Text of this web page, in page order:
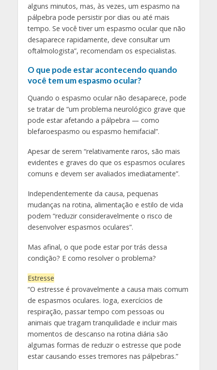
alguns minutos, mas, às vezes, um espasmo na
pálpebra pode persistir por dias ou até mais
tempo. Se você tiver um espasmo ocular que não
desaparece rapidamente, deve consultar um
oftalmologista”, recomendam os especialistas.
O que pode estar acontecendo quando
você tem um espasmo ocular?
Quando o espasmo ocular não desaparece, pode
se tratar de “um problema neurológico grave que
pode estar afetando a pálpebra — como
blefaroespasmo ou espasmo hemifacial”.
Apesar de serem “relativamente raros, são mais
evidentes e graves do que os espasmos oculares
comuns e devem ser avaliados imediatamente”.
Independentemente da causa, pequenas
mudanças na rotina, alimentação e estilo de vida
podem “reduzir consideravelmente o risco de
desenvolver espasmos oculares”.
Mas afinal, o que pode estar por trás dessa
condição? E como resolver o problema?
Estresse
“O estresse é provavelmente a causa mais comum
de espasmos oculares. Ioga, exercícios de
respiração, passar tempo com pessoas ou
animais que tragam tranquilidade e incluir mais
momentos de descanso na rotina diária são
algumas formas de reduzir o estresse que pode
estar causando esses tremores nas pálpebras.”